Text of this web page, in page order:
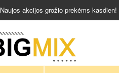
Naujos akcijos grožio prekėms kasdien!